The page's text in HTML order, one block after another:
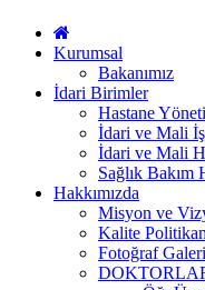
Kurumsal
Bakanımız
İdari Birimler
Hastane
İdari ve Mali
İdari ve Mali
Sağlık
Hakkımızda
Misyon ve
Kalite
Fotoğraf